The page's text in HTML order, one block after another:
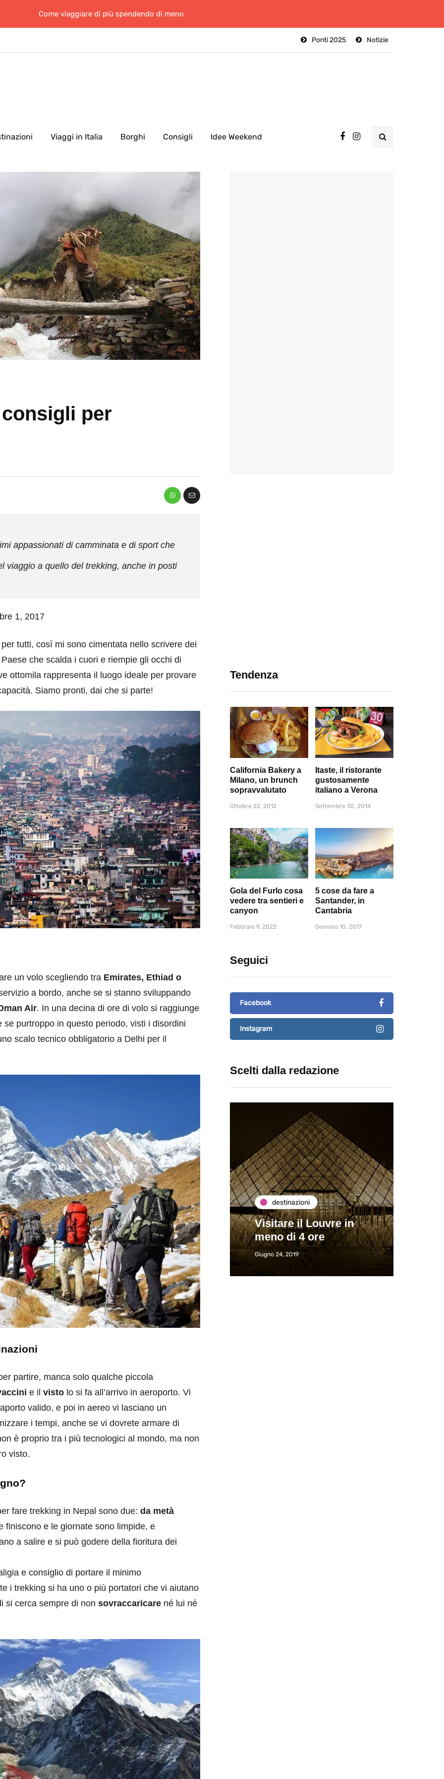
Come viaggiare di più spendendo di meno
Notizie
Ponti 2025
Viaggi in Italia Borghi Consigli Idee Weekend
per
appassionati di camminata e di sport che
viaggio a quello del trekking, anche in posti
1, 2017
tutti, così mi sono cimentata nello scrivere dei
che scalda i cuori e riempie gli occhi di
ottomila rappresenta il luogo ideale per provare
Siamo pronti, dai che si parte!
un volo scegliendo tra Emirates, Ethiad o
a bordo, anche se si stanno sviluppando
Air. In una decina di ore di volo si raggiunge
purtroppo in questo periodo, visti i disordini
scalo tecnico obbligatorio a Delhi per il
partire, manca solo qualche piccola
e il visto lo si fa all’arrivo in aeroporto. Vi
valido, e poi in aereo vi lasciano un
i tempi, anche se vi dovrete armare di
è proprio tra i più tecnologici al mondo, ma non
visto.
fare trekking in Nepal sono due: da metà
finiscono e le giornate sono limpide, e
a salire e si può godere della fioritura dei
e consiglio di portare il minimo
i trekking si ha uno o più portatori che vi aiutano
si cerca sempre di non sovraccaricare né lui né
Tendenza
California Bakery a
Milano, un brunch
sopravvalutato
Ottobre 22, 2012
Itaste, il ristorante
gustosamente
italiano a Verona
Settembre 30, 2014
Gola del Furlo cosa
vedere tra sentieri e
canyon
Febbraio 9, 2022
5 cose da fare a
Santander, in
Cantabria
Gennaio 10, 2017
Seguici
Facebook
Instagram
Scelti dalla redazione
di
eventi
Eventi di aprile 2026 a
Rimini e dintorni
Marzo 31, 2026
destinazioni
Visitare il Louvre in
meno di 4 ore
Giugno 24, 2019